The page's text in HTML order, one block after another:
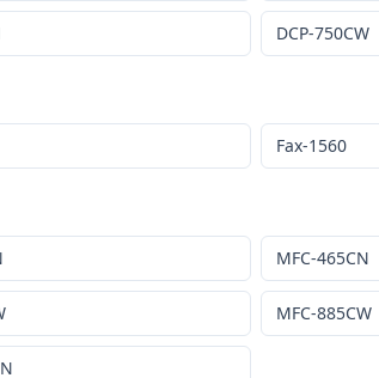
DCP-750CW
Fax-1560
MFC-465CN
MFC-885CW